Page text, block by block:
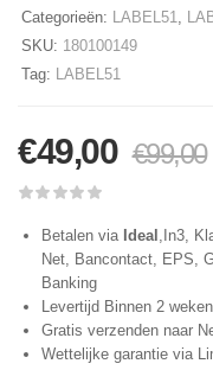
Categorieën: LABEL51,
SKU: 180100149
Tag: LABEL51
€49,00 €99,00
Betalen via Ideal ,In3,
Net, Bancontact, EPS,
Banking
Levertijd Binnen 2 weken
Gratis verzenden naar
Wettelijke garantie via